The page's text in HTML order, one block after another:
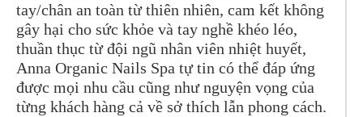
tay/chân an toàn từ thiên nhiên, cam kết không
gây hại cho sức khỏe và tay nghề khéo léo,
thuần thục từ đội ngũ nhân viên nhiệt huyết,
Anna Organic Nails Spa tự tin có thể đáp ứng
được mọi nhu cầu cũng như nguyện vọng của
từng khách hàng cả về sở thích lẫn phong cách.